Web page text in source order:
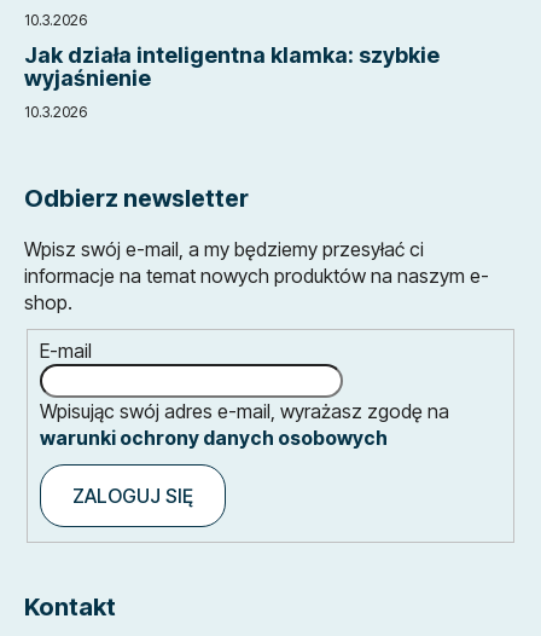
10.3.2026
Jak działa inteligentna klamka: szybkie
wyjaśnienie
10.3.2026
Odbierz newsletter
Wpisz swój e-mail, a my będziemy przesyłać ci
informacje na temat nowych produktów na naszym e-
shop.
E-mail
Wpisując swój adres e-mail, wyrażasz zgodę na
warunki ochrony danych osobowych
ZALOGUJ SIĘ
Kontakt